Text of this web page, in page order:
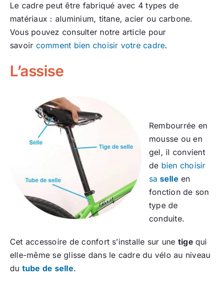
Le cadre peut être fabriqué avec 4 types de
matériaux : aluminium, titane, acier ou carbone.
Vous pouvez consulter notre article pour
savoir comment bien choisir votre cadre.
L’assise
Rembourrée en
mousse ou en
gel, il convient
de bien choisir
sa selle en
fonction de son
type de
conduite.
Cet accessoire de confort s’installe sur une tige qui
elle-même se glisse dans le cadre du vélo au niveau
du tube de selle.